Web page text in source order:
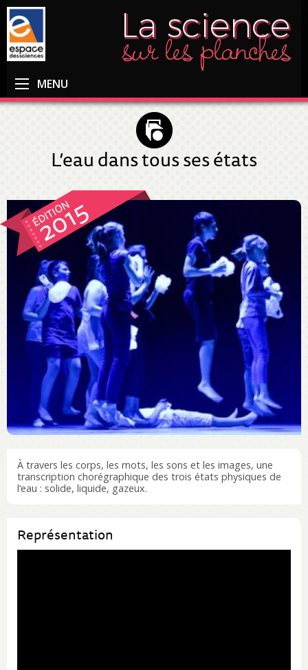
MENU
L’eau dans tous ses états
2015
À travers les corps, les mots, les sons et les images, une
transcription chorégraphique des trois états physiques de
l’eau : solide, liquide, gazeux.
Représentation